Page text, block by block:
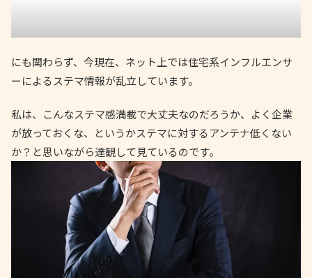
にも関わらず、今現在、ネット上では住宅系インフルエンサ
ーによるステマ情報が乱立しています。
私は、こんなステマ感満載で大丈夫なのだろうか、よく企業
が放っておくな、というかステマに対するアンテナ低くない
か？と思いながら達観して見ているのです。